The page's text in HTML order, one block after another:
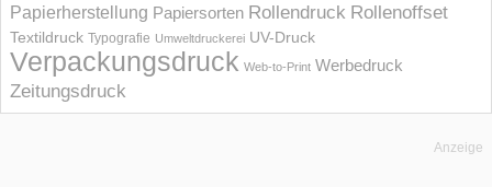
Papierherstellung Papiersorten Rollendruck Rollenoffset
Textildruck Typografie Umweltdruckerei UV-Druck
Verpackungsdruck Web-to-Print Werbedruck
Zeitungsdruck
Anzeige